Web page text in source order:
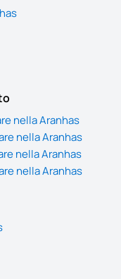
nella Aranhas
nella Aranhas
nella Aranhas
nella Aranhas